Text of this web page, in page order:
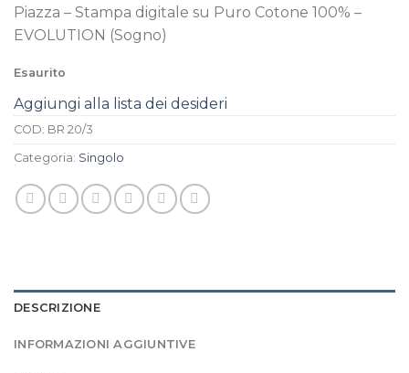
Piazza – Stampa digitale su Puro Cotone 100% –
EVOLUTION (Sogno)
Esaurito
Aggiungi alla lista dei desideri
COD: BR 20/3
Categoria: Singolo
DESCRIZIONE
INFORMAZIONI AGGIUNTIVE